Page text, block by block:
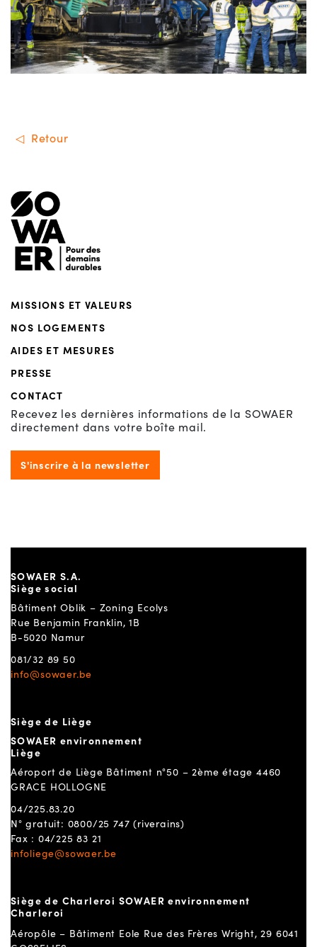
Retour
Menu de footer
MISSIONS ET VALEURS
NOS LOGEMENTS
AIDES ET MESURES
PRESSE
CONTACT
Recevez les dernières informations de la SOWAER
directement dans votre boîte mail.
S'inscrire à la newsletter
SOWAER S.A.
Siège social
Bâtiment Oblik – Zoning Ecolys
Rue Benjamin Franklin, 1B
B-5020 Namur
081/32 89 50
info@sowaer.be
Siège de Liège
SOWAER environnement
Liège
Aéroport de Liège Bâtiment n°50 – 2ème étage 4460
GRACE HOLLOGNE
04/225.83.20
N° gratuit: 0800/25 747 (riverains)
Fax : 04/225 83 21
infoliege@sowaer.be
Siège de Charleroi SOWAER environnement
Charleroi
Aéropôle – Bâtiment Eole Rue des Frères Wright, 29 6041